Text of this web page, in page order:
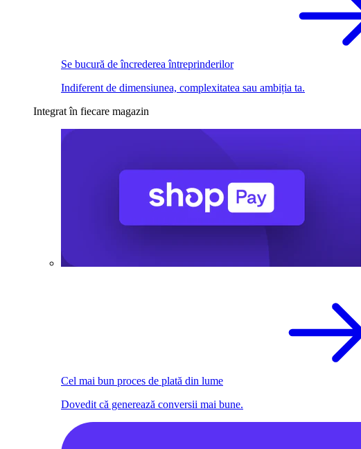
Se bucură de încrederea întreprinderilor
Indiferent de dimensiunea, complexitatea sau ambiția ta.
Integrat în fiecare magazin
Cel mai bun proces de plată din lume
Dovedit că generează conversii mai bune.